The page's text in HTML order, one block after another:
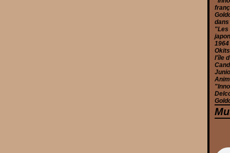
"Les
1964
l'île